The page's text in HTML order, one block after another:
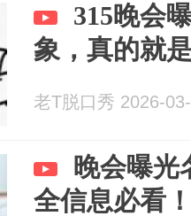
315晚会
象，真的就
老T脱口秀 2026-
晚会曝光
全信息必看